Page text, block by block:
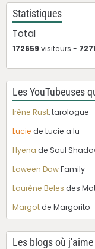
Statistiques
Total
172659 visiteurs -
Les YouTubeuses
Irène Rust, tarologue
Lucie de Lucie a lu
Hyena de Soul
Laween DowFamily
Laurène Beles des
Margotde Margorito
Les blogs où